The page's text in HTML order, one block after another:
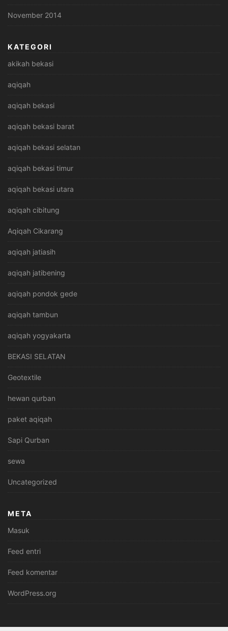
November 2014
KATEGORI
akikah bekasi
aqiqah
aqiqah bekasi
aqiqah bekasi barat
aqiqah bekasi selatan
aqiqah bekasi timur
aqiqah bekasi utara
aqiqah cibitung
Aqiqah Cikarang
aqiqah jatiasih
aqiqah jatibening
aqiqah pondok gede
aqiqah tambun
aqiqah yogyakarta
BEKASI SELATAN
Geotextile
hewan qurban
paket aqiqah
Sapi Qurban
sewa
Uncategorized
META
Masuk
Feed entri
Feed komentar
WordPress.org